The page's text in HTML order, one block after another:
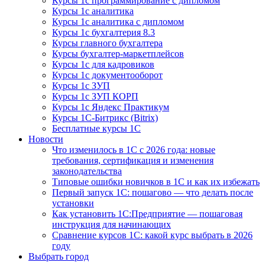
Курсы 1с аналитика
Курсы 1с аналитика с дипломом
Курсы 1с бухгалтерия 8.3
Курсы главного бухгалтера
Курсы бухгалтер-маркетплейсов
Курсы 1с для кадровиков
Курсы 1с документооборот
Курсы 1с ЗУП
Курсы 1с ЗУП КОРП
Курсы 1с Яндекс Практикум
Курсы 1С-Битрикс (Bitrix)
Бесплатные курсы 1С
Новости
Что изменилось в 1С с 2026 года: новые
требования, сертификация и изменения
законодательства
Типовые ошибки новичков в 1С и как их избежать
Первый запуск 1С: пошагово — что делать после
установки
Как установить 1С:Предприятие — пошаговая
инструкция для начинающих
Сравнение курсов 1С: какой курс выбрать в 2026
году
Выбрать город